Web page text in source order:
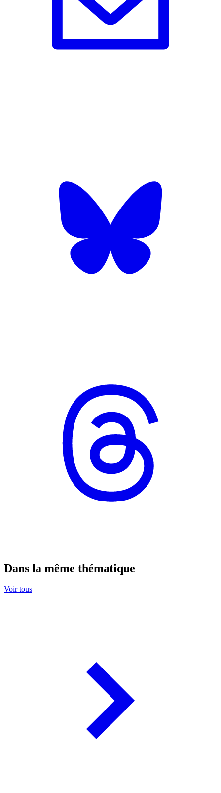
Dans la même thématique
Voir tous